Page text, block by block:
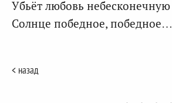
Убьёт любовь небесконечную
Солнце победное, победное…
< назад